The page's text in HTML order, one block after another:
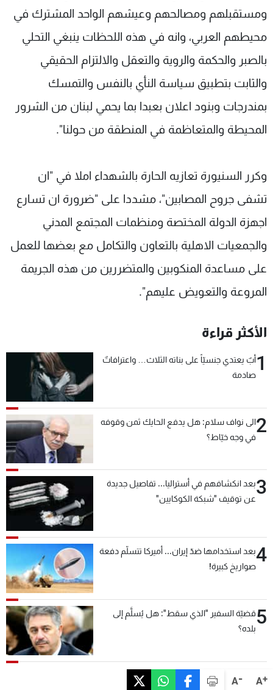
A+
A-
ومستقبلهم ومصالحهم وعيشهم الواحد المشترك في
محيطهم العربي، وانه في هذه اللحظات ينبغي التحلي
بالصبر والحكمة والروية والتعقل والالتزام الحقيقي
والثابت بتطبيق سياسة النأي بالنفس والتمسك
بمندرجات وبنود اعلان بعبدا بما يحمي لبنان من الشرور
المحيطة والمتعاظمة في المنطقة من حولنا".
وكرر السنيورة تعازيه الحارة بالشهداء املا في "ان
تشفى جروح المصابين"، مشددا على "ضرورة ان تسارع
اجهزة الدولة المختصة ومنظمات المجتمع المدني
والجمعيات الاهلية بالتعاون والتكامل مع بعضها للعمل
على مساعدة المنكوبين والمتضررين من هذه الجريمة
المروعة والتعويض عليهم".
الأكثر قراءة
1أبٌ يعتدي جنسيّاً على بناته الثلاث… واعترافاتٌ
صادمة
2الى نواف سلام: هل يدفع الحايك ثمن وقوفه
في وجه خيّاط؟
3بعد انكشافهم في أستراليا... تفاصيل جديدة
عن توقيف "شبكة الكوكايين"
4بعد استخدامها ضدّ إيران... أميركا تتسلّم دفعة
صواريخ كبيرة!
5قضيّة السفير "الذي سقط": هل يُسلَّم إلى
بلده؟